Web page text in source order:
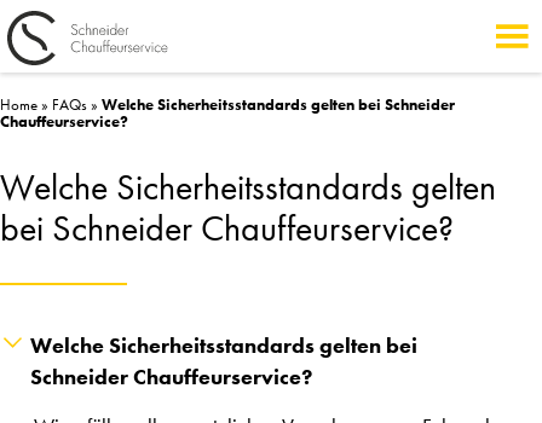
Home» FAQs» Welche Sicherheitsstandards gelten bei Schneider
Chauffeurservice?
Welche Sicherheitsstandards gelten
bei Schneider Chauffeurservice?
Welche Sicherheitsstandards gelten bei
Schneider Chauffeurservice?